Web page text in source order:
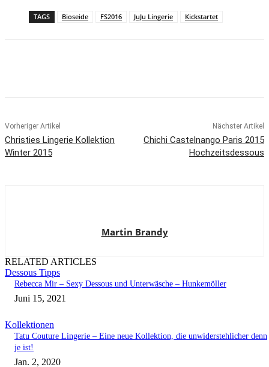
TAGS Bioseide FS2016 JuJu Lingerie Kickstartet
Vorheriger Artikel
Christies Lingerie Kollektion
Winter 2015
Nächster Artikel
Chichi Castelnango Paris 2015
Hochzeitsdessous
Martin Brandy
RELATED ARTICLES
Dessous Tipps
Rebecca Mir – Sexy Dessous und Unterwäsche – Hunkemöller
Juni 15, 2021
Kollektionen
Tatu Couture Lingerie – Eine neue Kollektion, die unwiderstehlicher denn
je ist!
Jan. 2, 2020